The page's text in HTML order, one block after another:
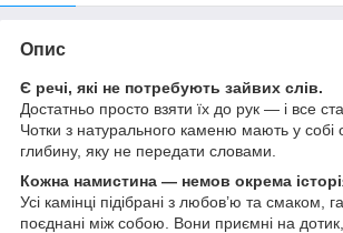
Опис
Є речі, які не потребують зайвих слів.
Достатньо просто взяти їх до рук — і все
Чотки з натурального каменю мають у собі
глибину, яку не передати словами.
Кожна намистина — немов окрема
Усі камінці підібрані з любов’ю та смаком,
поєднані між собою. Вони приємні на